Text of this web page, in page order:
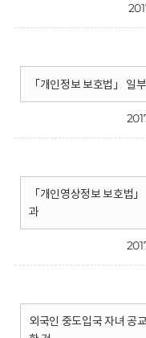
「개인정보 보호법」 일
「개인영상정보 보호법
과
외국인 중도입국 자녀 공